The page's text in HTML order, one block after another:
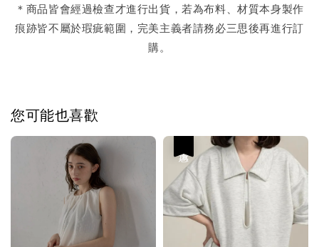
＊商品皆會經過檢查才進行出貨，若為布料、材質本身製作
痕跡皆不屬於瑕疵範圍，完美主義者請務必三思後再進行訂
購。
您可能也喜歡